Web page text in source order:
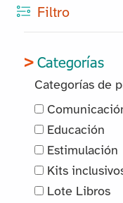
Filtro
Categorías
Categorías de
Educación
Estimulación
Kits
Lote Libros